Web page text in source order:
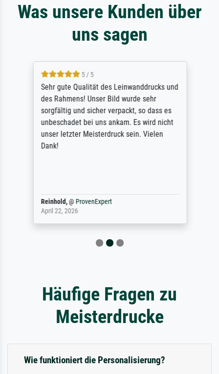
Was unsere Kunden über
uns sagen
5 / 5
Sehr gute Qualität des Leinwanddrucks und
des Rahmens! Unser Bild wurde sehr
sorgfältig und sicher verpackt, so dass es
unbeschadet bei uns ankam. Es wird nicht
unser letzter Meisterdruck sein. Vielen
Dank!
Reinhold,@ ProvenExpert
April 22, 2026
Häufige Fragen zu
Meisterdrucke
Wie funktioniert die Personalisierung?